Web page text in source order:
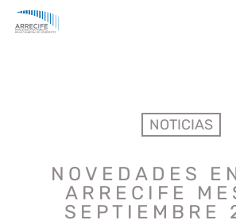
NOTICIAS
NOVEDADES
ARRECIFE
SEPTIEMBRE